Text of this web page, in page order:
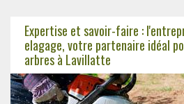
Expertise et savoir-faire :
elagage, votre partenaire idéal
arbres à Lavillatte